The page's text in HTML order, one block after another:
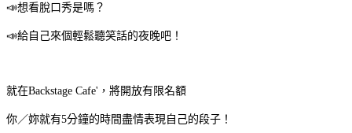
📣想看脫口秀是嗎？
📣給自己來個輕鬆聽笑話的夜晚吧！
就在Backstage Cafe' ，將開放有限名額
你／妳就有5分鐘的時間盡情表現自己的段子！